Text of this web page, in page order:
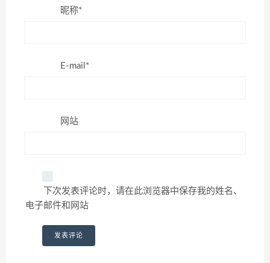
昵称*
E-mail*
网站
下次发表评论时，请在此浏览器中保存我的姓名、
电子邮件和网站